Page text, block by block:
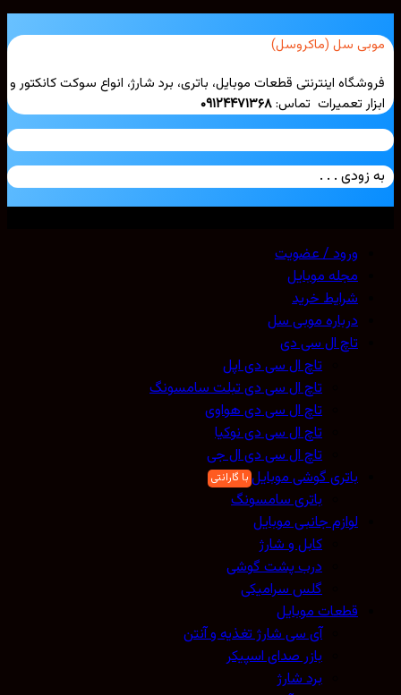
سل (ماکروسل)
اینترنتی قطعات موبایل، باتری، برد شارژ، انواع سوکت کانکتور و
تعمیرات تماس:۰۹۱۲۴۴۷۱۳۶۸
زودی . . .
ورود / عضویت
مجله موبایل
شرایط خرید
درباره موبی سل
تاچ ال سی دی
تاچ ال سی دی اپل
تاچ ال سی دی تبلت سامسونگ
تاچ ال سی دی هواوی
تاچ ال سی دی نوکیا
تاچ ال سی دی ال جی
باتری گوشی موبایل
باتری سامسونگ
لوازم جانبی موبایل
کابل و شارژ
درب پشت گوشی
گلس سرامیکی
قطعات موبایل
آی سی شارژ تغذیه و آنتن
بازر صدای اسپیکر
برد شارژ